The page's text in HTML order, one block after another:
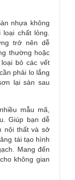
nhựa không
chất lỏng.
trở nên dễ
thường hoặc
bỏ các vết
phải lo lắng
lại sàn sau
mẫu mã,
Giúp bạn dễ
nội thất và sở
tái tạo hình
Mang đến
không gian